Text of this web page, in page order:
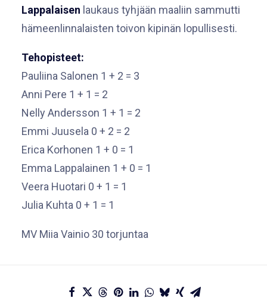
Lappalaisen laukaus tyhjään maaliin sammutti
hämeenlinnalaisten toivon kipinän lopullisesti.
Tehopisteet:
Pauliina Salonen 1 + 2 = 3
Anni Pere 1 + 1 = 2
Nelly Andersson 1 + 1 = 2
Emmi Juusela 0 + 2 = 2
Erica Korhonen 1 + 0 = 1
Emma Lappalainen 1 + 0 = 1
Veera Huotari 0 + 1 = 1
Julia Kuhta 0 + 1 = 1
MV Miia Vainio 30 torjuntaa